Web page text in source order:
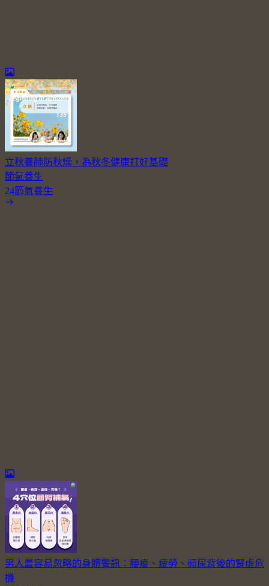
立秋養肺防秋燥，為秋冬健康打好基礎
節氣養生
24節氣養生
男人最容易忽略的身體警訊：腰痠、疲勞、頻尿背後的腎虛危
機